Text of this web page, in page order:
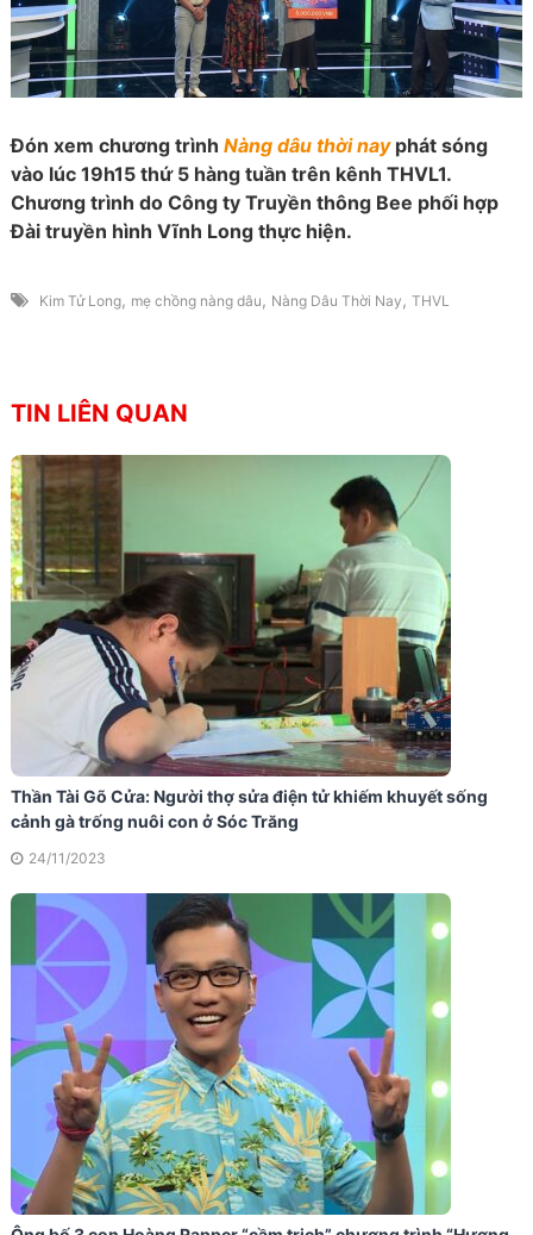
Đón xem chương trình Nàng dâu thời nayphát sóng
vào lúc 19h15 thứ 5 hàng tuần trên kênh THVL1.
Chương trình do Công ty Truyền thông Bee phối hợp
Đài truyền hình Vĩnh Long thực hiện.
Kim Tử Long, mẹ chồng nàng dâu , Nàng Dâu Thời Nay , THVL
TIN LIÊN QUAN
Thần Tài Gõ Cửa: Người thợ sửa điện tử khiếm khuyết sống
cảnh gà trống nuôi con ở Sóc Trăng
24/11/2023